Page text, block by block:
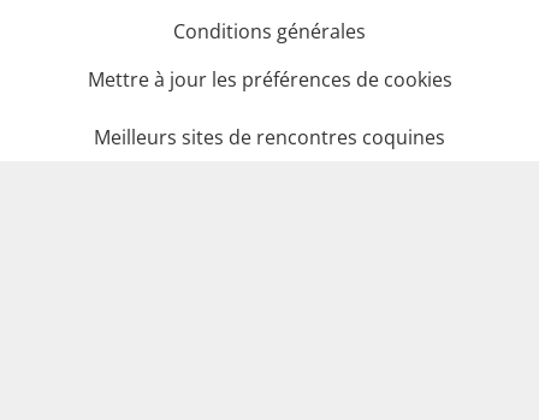
Conditions générales
Mettre à jour les préférences de cookies
Meilleurs sites de rencontres coquines